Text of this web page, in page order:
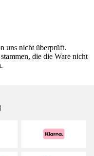
uns nicht überprüft.
die die Ware nicht